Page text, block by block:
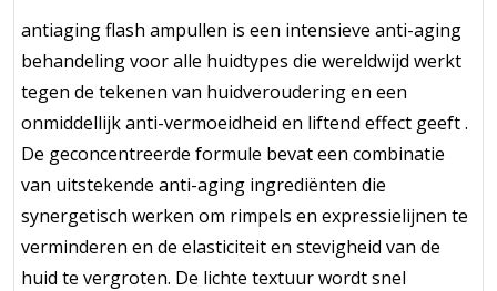
antiaging flash ampullen is een intensieve anti-aging
behandeling voor alle huidtypes die wereldwijd werkt
tegen de tekenen van huidveroudering en een
onmiddellijk anti-vermoeidheid en liftend effect geeft .
De geconcentreerde formule bevat een combinatie
van uitstekende anti-aging ingrediënten die
synergetisch werken om rimpels en expressielijnen te
verminderen en de elasticiteit en stevigheid van de
huid te vergroten. De lichte textuur wordt snel